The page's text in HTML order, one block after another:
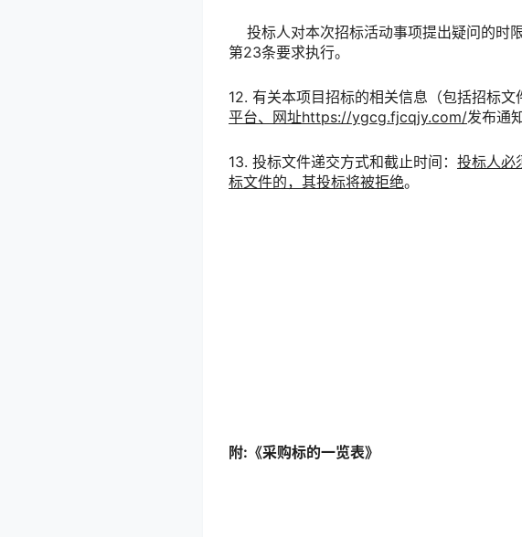
投标人对本次招标活动事项提出疑问的时
第23条要求执行。
12. 有关本项目招标的相关信息（包括招标
平台、 网址https://ygcg.fjcqjy.com/发布通
13. 投标文件递交方式和截止时间： 投标人必
标文件的，其投标将被拒绝。
附:《采购标的一览表》